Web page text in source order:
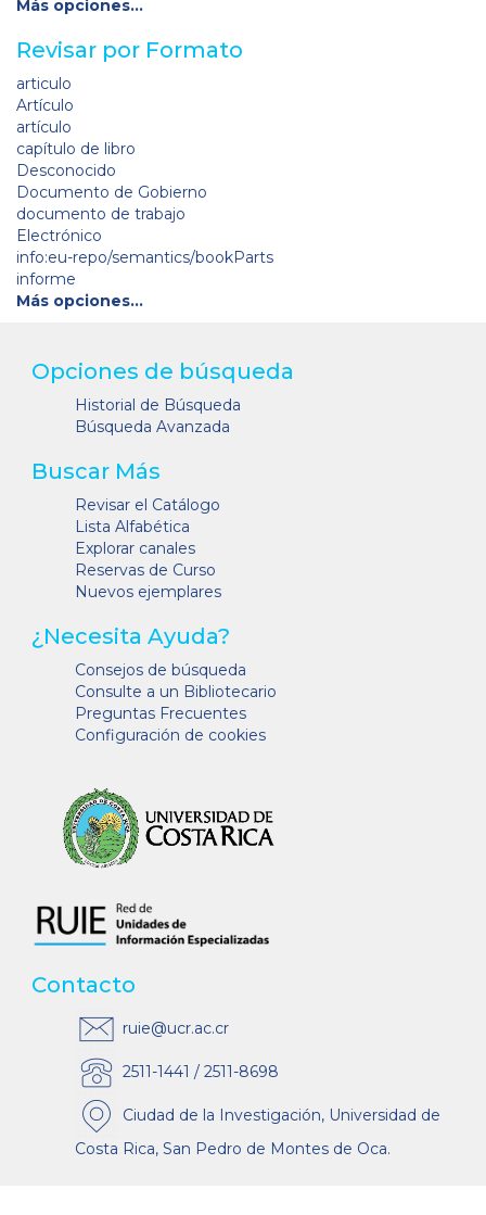
Más opciones…
Revisar por Formato
articulo
Artículo
artículo
capítulo de libro
Desconocido
Documento de Gobierno
documento de trabajo
Electrónico
info:eu-repo/semantics/bookParts
informe
Más opciones…
Opciones de búsqueda
Historial de Búsqueda
Búsqueda Avanzada
Buscar Más
Revisar el Catálogo
Lista Alfabética
Explorar canales
Reservas de Curso
Nuevos ejemplares
¿Necesita Ayuda?
Consejos de búsqueda
Consulte a un Bibliotecario
Preguntas Frecuentes
Configuración de cookies
Contacto
ruie@ucr.ac.cr
2511-1441 / 2511-8698
Ciudad de la Investigación, Universidad de
Costa Rica, San Pedro de Montes de Oca.